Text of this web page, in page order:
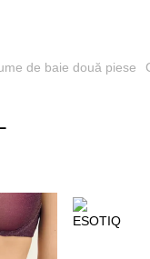
de baie două piese